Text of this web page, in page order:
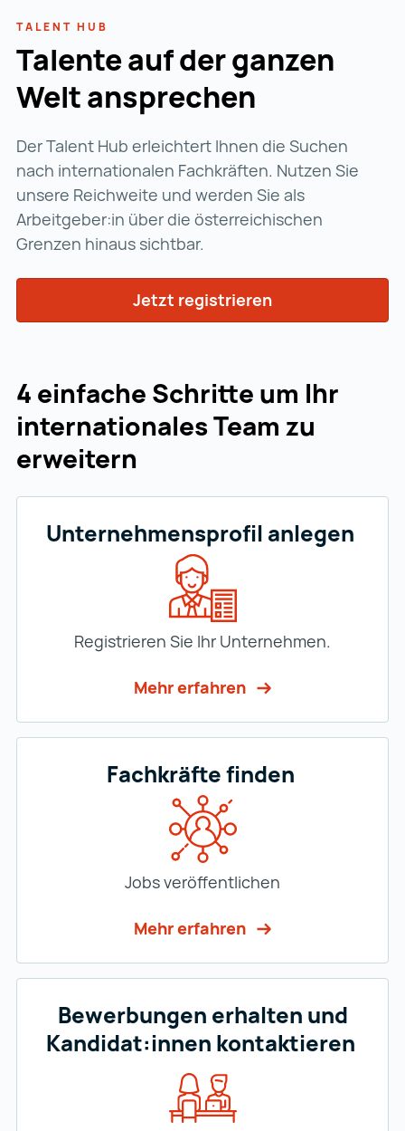
TALENT HUB
Talente auf der ganzen
Welt ansprechen
Der Talent Hub erleichtert Ihnen die Suchen
nach internationalen Fachkräften. Nutzen Sie
unsere Reichweite und werden Sie als
Arbeitgeber:in über die österreichischen
Grenzen hinaus sichtbar.
Jetzt registrieren
4 einfache Schritte um Ihr
internationales Team zu
erweitern
Unternehmensprofil anlegen
Registrieren Sie Ihr Unternehmen.
Mehr erfahren
Fachkräfte finden
Jobs veröffentlichen
Mehr erfahren
Bewerbungen erhalten und
Kandidat:innen kontaktieren